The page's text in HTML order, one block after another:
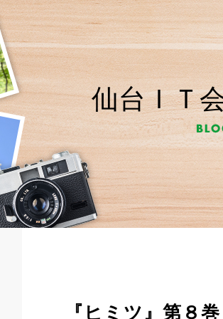
仙台ＩＴ
『ヒミツ』第８